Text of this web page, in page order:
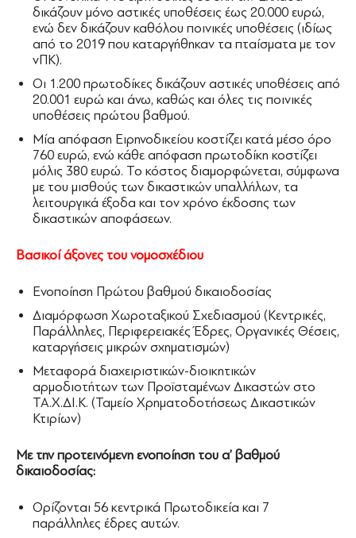
δικάζουν μόνο αστικές υποθέσεις έως 20.000 ευρώ,
ενώ δεν δικάζουν καθόλου ποινικές υποθέσεις (ιδίως
από το 2019 που καταργήθηκαν τα πταίσματα με τον
νΠΚ).
Οι 1.200 πρωτοδίκες δικάζουν αστικές υποθέσεις από
20.001 ευρώ και άνω, καθώς και όλες τις ποινικές
υποθέσεις πρώτου βαθμού.
Μία απόφαση Ειρηνοδικείου κοστίζει κατά μέσο όρο
760 ευρώ, ενώ κάθε απόφαση πρωτοδίκη κοστίζει
μόλις 380 ευρώ. Το κόστος διαμορφώνεται, σύμφωνα
με του μισθούς των δικαστικών υπαλλήλων, τα
λειτουργικά έξοδα και τον χρόνο έκδοσης των
δικαστικών αποφάσεων.
Βασικοί άξονες του νομοσχέδιου
Ενοποίηση Πρώτου βαθμού δικαιοδοσίας
Διαμόρφωση Χωροταξικού Σχεδιασμού (Κεντρικές,
Παράλληλες, Περιφερειακές Έδρες, Οργανικές Θέσεις,
καταργήσεις μικρών σχηματισμών)
Μεταφορά διαχειριστικών-διοικητικών
αρμοδιοτήτων των Προϊσταμένων Δικαστών στο
ΤΑ.Χ.ΔΙ.Κ. (Ταμείο Χρηματοδοτήσεως Δικαστικών
Κτιρίων)
Με την προτεινόμενη ενοποίηση του α’ βαθμού
δικαιοδοσίας:
Ορίζονται 56 κεντρικά Πρωτοδικεία και 7
παράλληλες έδρες αυτών.